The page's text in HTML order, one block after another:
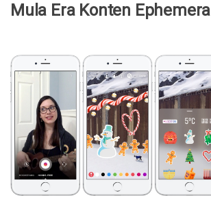
Mula Era Konten Ephemeral